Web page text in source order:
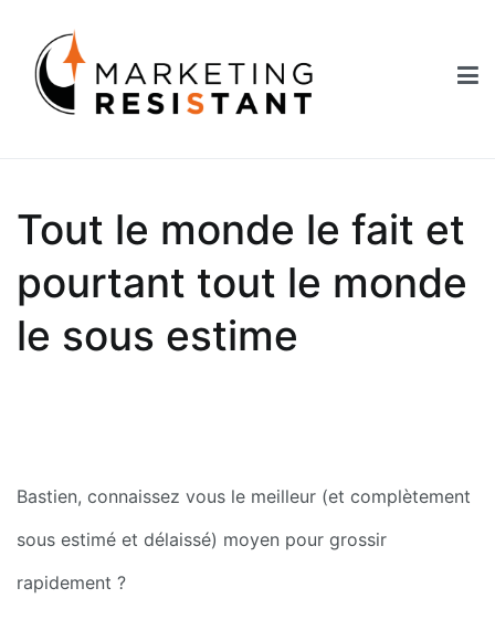
contenu
Tout le monde le fait et
pourtant tout le monde
le sous estime
Bastien, connaissez vous le meilleur (et complètement
sous estimé et délaissé) moyen pour grossir
rapidement ?